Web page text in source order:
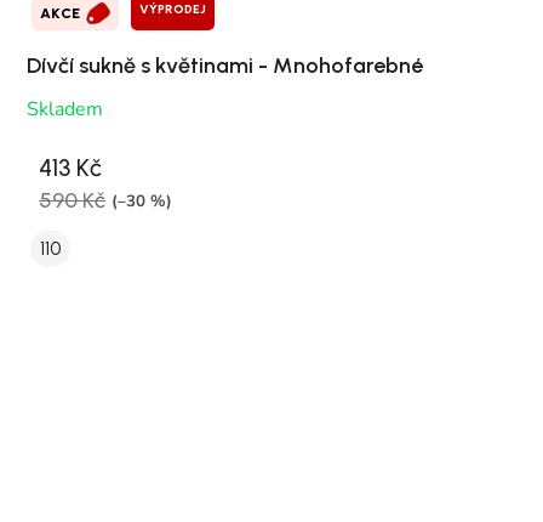
AKCE VÝPRODEJ
Dívčí sukně s květinami - Mnohofarebné
Skladem
413 Kč
590 Kč (–30 %)
110